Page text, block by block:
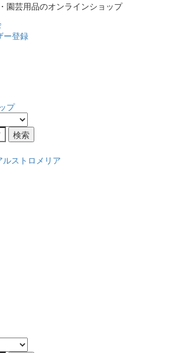
園芸用品のオンラインショップ
ー登録
プ
検索
ルストロメリア